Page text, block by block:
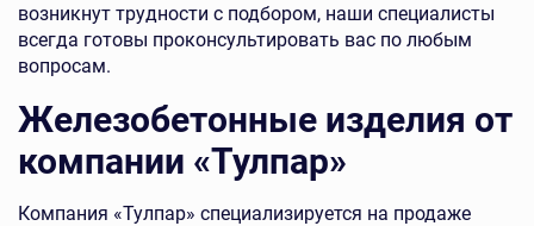
возникнут трудности с подбором, наши специалисты
всегда готовы проконсультировать вас по любым
вопросам.
Железобетонные изделия от
компании «Тулпар»
Компания «Тулпар» специализируется на продаже